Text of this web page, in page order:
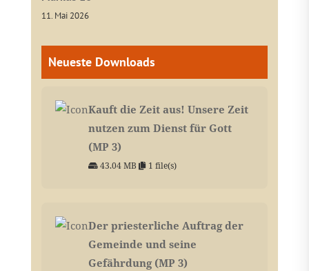
11. Mai 2026
Neueste Downloads
Kauft die Zeit aus! Unsere Zeit
nutzen zum Dienst für Gott
(MP 3)
43.04 MB 1 file(s)
Der priesterliche Auftrag der
Gemeinde und seine
Gefährdung (MP 3)